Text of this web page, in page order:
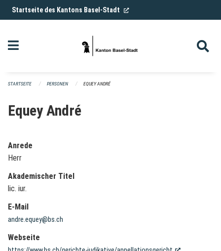
Navigation überspringen
Startseite des Kantons Basel-Stadt (External Link)
STARTSEITE PERSONEN EQUEY ANDRÉ
Equey André
Anrede
Herr
Akademischer Titel
lic. iur.
E-Mail
andre.equey@bs.ch
Webseite
(External Link)